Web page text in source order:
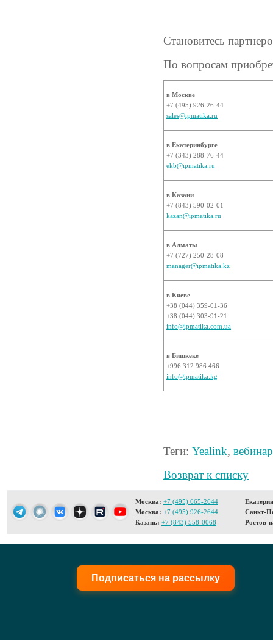
Становитесь
По вопросам
в Москве
+7 (495) 926-26-44
sales@ipmatika.ru
в Екатеринбурге
+7 (343) 288-76-44
ekb@ipmatika.ru
в Казани
+7 (843) 590-02-01
kazan@ipmatika.ru
в Алматы
+7 (727) 250-28-08
manager@ipmatika.kz
в Киеве
+38 (044) 359-01-36
+38 (044) 303-91-21
info@ipmatika.com.ua
в Бишкеке
+996 312 986 466
info@ipmatika.kg
Теги: Yealink, вебинар
Возврат к списку
Москва: +7 (495) 665-2644
Москва: +7 (495) 926-2644
Казань: +7 (843) 558-0068
Санкт-
Ростов-
Подписаться на рассылку